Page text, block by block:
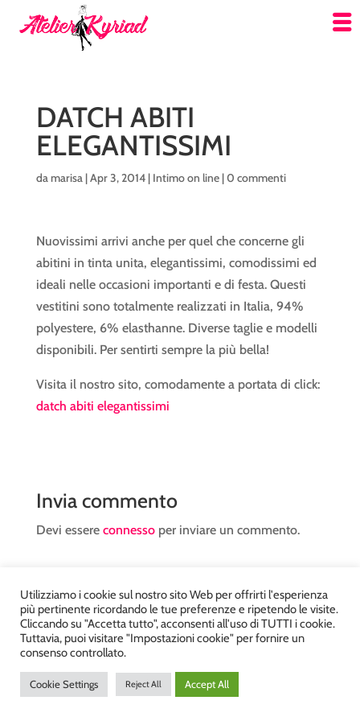
DATCH ABITI
ELEGANTISSIMI
damarisa|Apr 3, 2014| Intimo on line|0 commenti
Nuovissimi arrivi anche per quel che concerne gli
abitini in tinta unita, elegantissimi, comodissimi ed
ideali nelle occasioni importanti e di festa. Questi
vestitini sono totalmente realizzati in Italia, 94%
polyestere, 6% elasthanne. Diverse taglie e modelli
disponibili. Per sentirti sempre la più bella!
Visita il nostro sito, comodamente a portata di click:
datch abiti elegantissimi
Invia commento
Devi essere connessoper inviare un commento.
Atelier Kyriad da Mary – via Carducci, 12 – Chiavenna –
realizzato da
DiegoGiuriani.com
Utilizziamo i cookie sul nostro sito Web per offrirti l'esperienza
più pertinente ricordando le tue preferenze e ripetendo le visite.
Cliccando su "Accetta tutto", acconsenti all'uso di TUTTI i cookie.
Tuttavia, puoi visitare "Impostazioni cookie" per fornire un
consenso controllato.
Cookie Settings Reject All Accept All